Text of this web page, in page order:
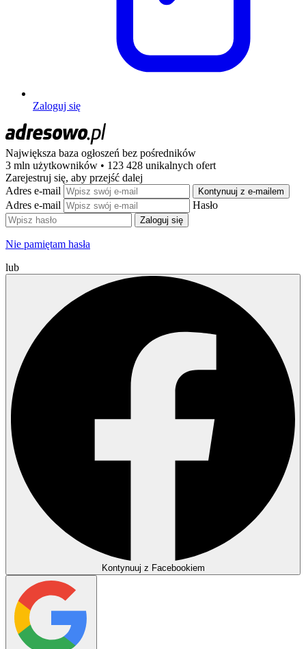
Zaloguj się
Największa baza ogłoszeń bez pośredników
3 mln użytkowników • 123 428 unikalnych ofert
Zarejestruj się, aby przejść dalej
Adres e-mail
Kontynuuj z e-mailem
Adres e-mail Hasło
Zaloguj się
Nie pamiętam hasła
lub
Kontynuuj z Facebookiem